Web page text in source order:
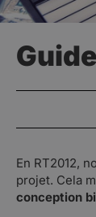
En RT2012,
projet. Cela
conception